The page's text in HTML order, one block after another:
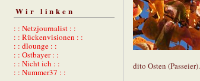
Wir linken
: : Netzjournalist : :
: : Rückenvisionen : :
: : dlounge : :
: : Ostbayer : :
: : Nicht ich : :
: : Nummer37 : :
dito Osten (Passeier).